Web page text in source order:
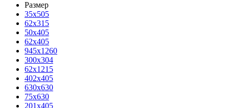
Размер
35х505
62x315
50x405
62х405
945x1260
300x304
62x1215
402x405
630x630
75x630
201x405